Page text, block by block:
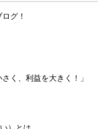
グ！
く、利益を大きく！」